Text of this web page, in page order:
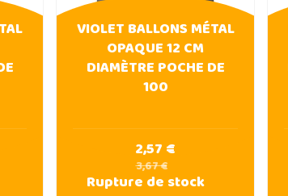
VIOLET BALLONS MÉTAL
OPAQUE 12 CM
DIAMÈTRE POCHE DE
100
2,57 €
3,67 €
Rupture de stock